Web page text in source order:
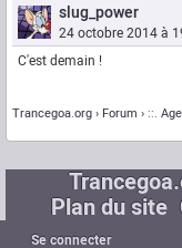
Se connecter
slug_power
24 octobre 2014 à
C'est demain !
Trancegoa.org Forum ::.
Plan du site